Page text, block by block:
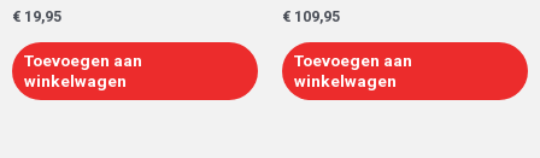
€ 19,95
Toevoegen aan
winkelwagen
€ 109,95
Toevoegen aan
winkelwagen